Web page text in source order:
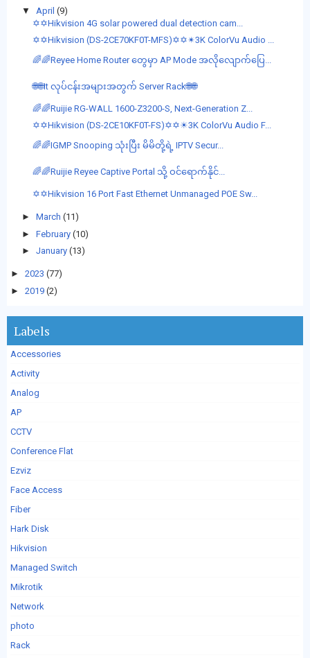
▼
April (9)
✡️✡️Hikvision 4G solar powered dual detection cam...
✡✡Hikvision (DS-2CE70KF0T-MFS)✡✡✴3K ColorVu Audio ...
🌈🌈Reyee Home Router တွေမှာ AP Mode အလိုလျောက်ပြေ...
🌐🌐It လုပ်ငန်းအများအတွက် Server Rack🌐🌐
🌈🌈Ruijie RG-WALL 1600-Z3200-S, Next-Generation Z...
✡✡Hikvision (DS-2CE10KF0T-FS)✡✡☀3K ColorVu Audio F...
🌈🌈IGMP Snooping သုံးပြီး မိမိတို့ရဲ့ IPTV Secur...
🌈🌈Ruijie Reyee Captive Portal သို့ ဝင်ရောက်နိုင်...
✡✡Hikvision 16 Port Fast Ethernet Unmanaged POE Sw...
► March (11)
► February (10)
► January (13)
► 2023 (77)
► 2019 (2)
Labels
Accessories
Activity
Analog
AP
CCTV
Conference Flat
Ezviz
Face Access
Fiber
Hark Disk
Hikvision
Managed Switch
Mikrotik
Network
photo
Rack